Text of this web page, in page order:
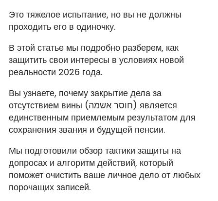
Это тяжелое испытание, но вы не должны
проходить его в одиночку.
В этой статье мы подробно разберем, как
защитить свои интересы в условиях новой
реальности 2026 года.
Вы узнаете, почему закрытие дела за
отсутствием вины (חוסר אשמה) является
единственным приемлемым результатом для
сохранения звания и будущей пенсии.
Мы подготовили обзор тактики защиты на
допросах и алгоритм действий, который
поможет очистить ваше личное дело от любых
порочащих записей.